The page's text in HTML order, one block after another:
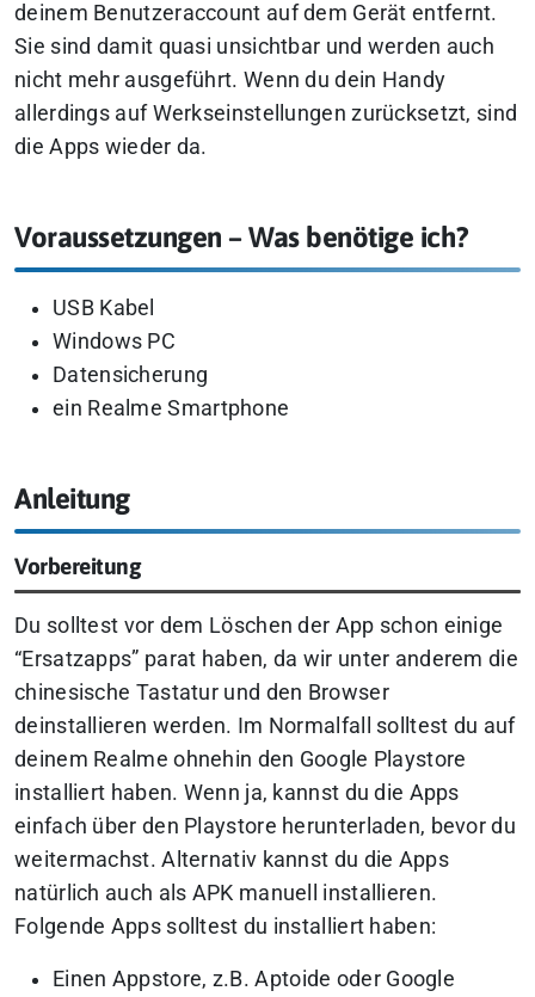
deinem Benutzeraccount auf dem Gerät entfernt.
Sie sind damit quasi unsichtbar und werden auch
nicht mehr ausgeführt. Wenn du dein Handy
allerdings auf Werkseinstellungen zurücksetzt, sind
die Apps wieder da.
Voraussetzungen – Was benötige ich?
USB Kabel
Windows PC
Datensicherung
ein Realme Smartphone
Anleitung
Vorbereitung
Du solltest vor dem Löschen der App schon einige
“Ersatzapps” parat haben, da wir unter anderem die
chinesische Tastatur und den Browser
deinstallieren werden. Im Normalfall solltest du auf
deinem Realme ohnehin den Google Playstore
installiert haben. Wenn ja, kannst du die Apps
einfach über den Playstore herunterladen, bevor du
weitermachst. Alternativ kannst du die Apps
natürlich auch als APK manuell installieren.
Folgende Apps solltest du installiert haben:
Einen Appstore, z.B. Aptoide oder Google